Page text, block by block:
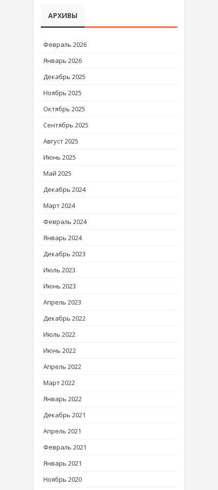
АРХИВЫ
Февраль 2026
Январь 2026
Декабрь 2025
Ноябрь 2025
Октябрь 2025
Сентябрь 2025
Август 2025
Июнь 2025
Май 2025
Декабрь 2024
Март 2024
Февраль 2024
Январь 2024
Декабрь 2023
Июль 2023
Июнь 2023
Апрель 2023
Декабрь 2022
Июль 2022
Июнь 2022
Апрель 2022
Март 2022
Январь 2022
Декабрь 2021
Апрель 2021
Февраль 2021
Январь 2021
Ноябрь 2020